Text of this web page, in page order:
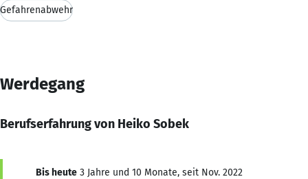
Gefahrenabwehr
Werdegang
Berufserfahrung von Heiko Sobek
Bis heute 3 Jahre und 10 Monate, seit Nov. 2022